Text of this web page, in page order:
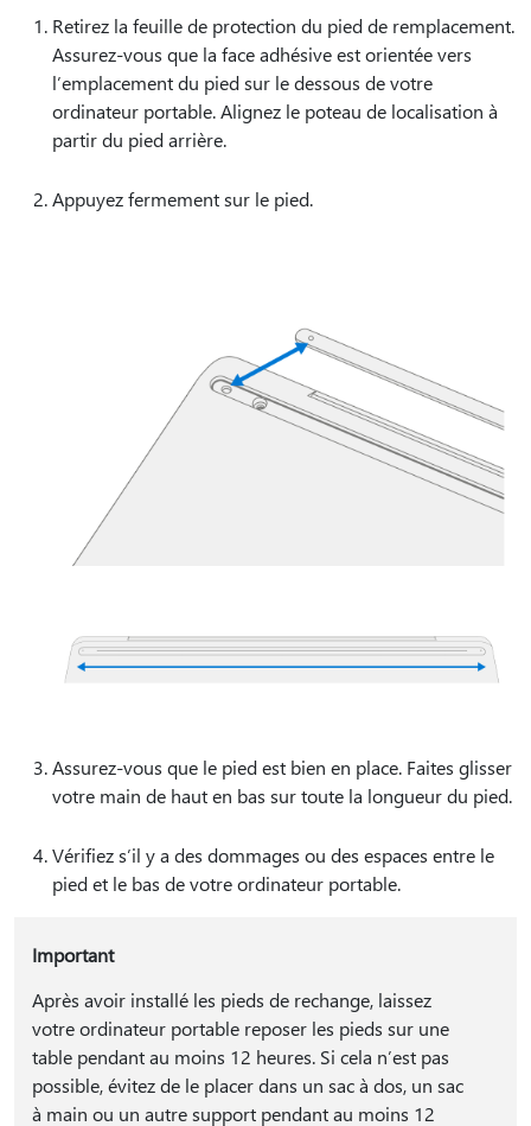
Retirez la feuille de protection du pied de remplacement.
Assurez-vous que la face adhésive est orientée vers
l’emplacement du pied sur le dessous de votre
ordinateur portable. Alignez le poteau de localisation à
partir du pied arrière.
Appuyez fermement sur le pied.
Assurez-vous que le pied est bien en place. Faites glisser
votre main de haut en bas sur toute la longueur du pied.
Vérifiez s’il y a des dommages ou des espaces entre le
pied et le bas de votre ordinateur portable.
Important
Après avoir installé les pieds de rechange, laissez
votre ordinateur portable reposer les pieds sur une
table pendant au moins 12 heures. Si cela n’est pas
possible, évitez de le placer dans un sac à dos, un sac
à main ou un autre support pendant au moins 12